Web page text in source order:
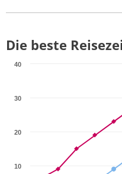
Die beste
10
20
30
40